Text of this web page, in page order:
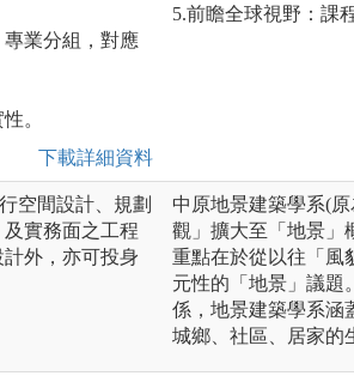
業分組，對應
。
下載詳細資料
5.前瞻全球視野：課
空間設計、規劃
實務面之工程
外，亦可投身
中原地景建築學系(
觀」擴大至「地景」
重點在於從以往「風
元性的「地景」議題
係，地景建築學系涵
城鄉、社區、居家的